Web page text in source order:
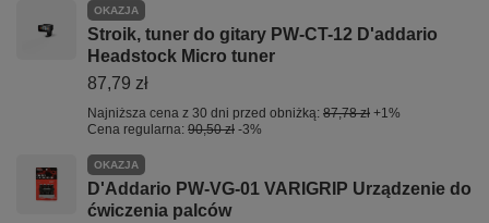
OKAZJA
Stroik, tuner do gitary PW-CT-12 D'addario
Headstock Micro tuner
87,79 zł
Najniższa cena z 30 dni przed obniżką: 87,78 zł +1%
Cena regularna: 90,50 zł -3%
OKAZJA
D'Addario PW-VG-01 VARIGRIP Urządzenie do
ćwiczenia palców